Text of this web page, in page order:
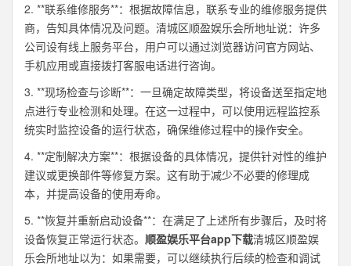
2. **联系维修服务**：根据故障信息，联系专业的维修服务提供
商，告知具体情况及问题。清城区顺盈娱乐会所地址说：许多
公司设有线上服务平台，用户可以通过浏览器访问官方网站、
手机应用或直接拨打客服电话进行咨询。
3. **现场检查与诊断**：一旦确定故障类型，将设备送至指定地
点进行专业检测和处理。在这一过程中，可以使用远程监控系
统实时监控设备的运行状态，确保维修过程中的操作安全。
4. **定制解决方案**：根据设备的具体情况，提供针对性的维护
建议或更换部件等修复方案。这有助于减少不必要的修理成
本，并提高设备的使用寿命。
5. **恢复并重新启动设备**：在满足了上述所有步骤后，及时将
设备恢复正常运行状态。 顺盈娱乐平台app下载清城区顺盈娱
乐会所地址以为：如果需要，可以继续执行后续的检查和调试